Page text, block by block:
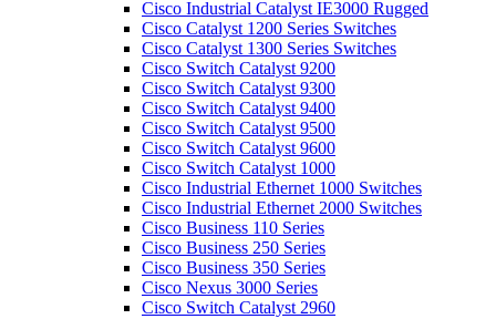
Cisco Industrial Catalyst IE3000 Rugged
Cisco Catalyst 1200 Series Switches
Cisco Catalyst 1300 Series Switches
Cisco Switch Catalyst 9200
Cisco Switch Catalyst 9300
Cisco Switch Catalyst 9400
Cisco Switch Catalyst 9500
Cisco Switch Catalyst 9600
Cisco Switch Catalyst 1000
Cisco Industrial Ethernet 1000 Switches
Cisco Industrial Ethernet 2000 Switches
Cisco Business 110 Series
Cisco Business 250 Series
Cisco Business 350 Series
Cisco Nexus 3000 Series
Cisco Switch Catalyst 2960